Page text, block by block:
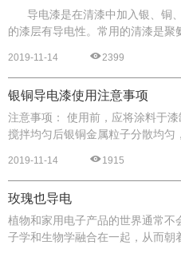
导电漆是在清漆中加入银、铜
的漆层有导电性。常用的清漆是聚
入抗沉淀莉和分散剂，以降低导
防导电粉末氧化，还常加人抗氧化
覆的工艺程序如下
2019-11-14 2399
银铜导电漆使用注意事项
注意事项： 使用前，应将涂料于漆罐内完全搅拌均匀，方可使用。经
搅拌均匀后银铜金属粒子分散均匀
以达到更好的涂装后达到的导电效
免长期存放，因稀释后较易沉淀
果。防护措施：使用期间，确保作
触或吸入，切勿将油漆倒入水渠或
2019-11-14 1915
玫瑰也导电
植物和家用电子产品的世界通常
子学和生物学融合在一起，从而朝